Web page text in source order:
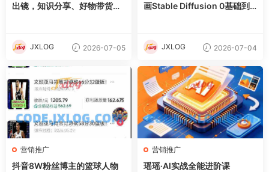
出镜，知识分享、好物带货剧
JXLOG 2026-07-05
画Stable Diffusion 0基础到
JXLOG 2026-07-04
营销推广
抖音8W粉丝博主的篮球人物
营销推广
瑶瑶·AI实战全能进阶课